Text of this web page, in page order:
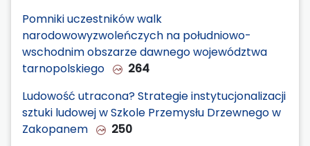
Pomniki uczestników walk
narodowowyzwoleńczych na południowo-
wschodnim obszarze dawnego województwa
tarnopolskiego
264
Ludowość utracona? Strategie instytucjonalizacji
sztuki ludowej w Szkole Przemysłu Drzewnego w
Zakopanem
250